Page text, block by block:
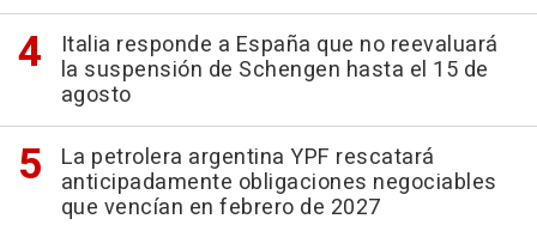
Italia responde a España que no reevaluará
la suspensión de Schengen hasta el 15 de
agosto
La petrolera argentina YPF rescatará
anticipadamente obligaciones negociables
que vencían en febrero de 2027